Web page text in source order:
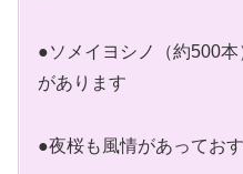
●ソメイヨシノ（約500本
があります
●夜桜も風情があってお